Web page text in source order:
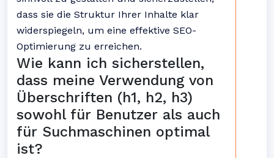
dass sie die Struktur Ihrer Inhalte klar
widerspiegeln, um eine effektive SEO-
Optimierung zu erreichen.
Wie kann ich sicherstellen,
dass meine Verwendung von
Überschriften (h1, h2, h3)
sowohl für Benutzer als auch
für Suchmaschinen optimal
ist?